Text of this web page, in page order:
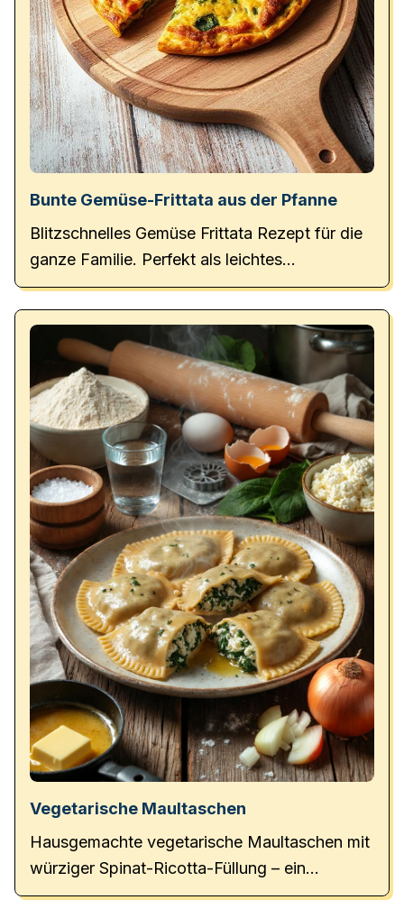
Bunte Gemüse-Frittata aus der Pfanne
Blitzschnelles Gemüse Frittata Rezept für die
ganze Familie. Perfekt als leichtes
Hauptgericht!
Vegetarische Maultaschen
Hausgemachte vegetarische Maultaschen mit
würziger Spinat-Ricotta-Füllung – ein
Klassiker der schwäbischen Küche ganz ohne